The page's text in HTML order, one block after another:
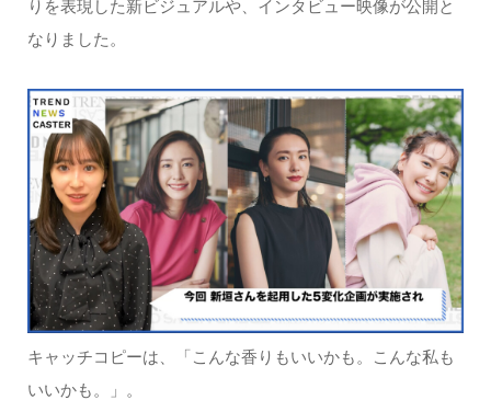
りを表現した新ビジュアルや、インタビュー映像が公開と
なりました。
キャッチコピーは、「こんな香りもいいかも。こんな私も
いいかも。」。